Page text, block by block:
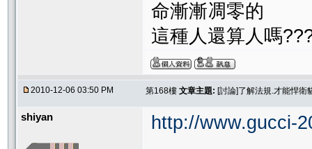
命漸漸凋零的
這種人還算人嗎
2010-12-06 03:50 PM 第168樓 文章主題: [討論]了解法規.才能悍衛
shiyan http://www.gucci-